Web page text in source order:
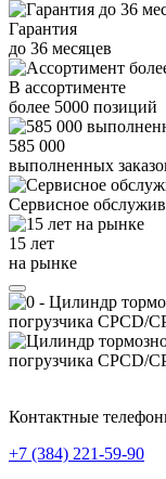
Гарантия
до 36 месяцев
В ассортименте
более 5000 позиций
585 000
выполненных
Сервисное
15 лет
на рынке
Контактные
+7 (384) 221-59-90